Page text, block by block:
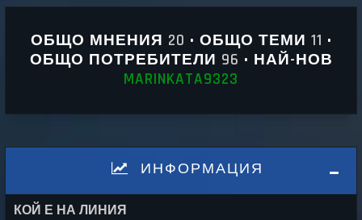
ОБЩО МНЕНИЯ 20 • ОБЩО ТЕМИ 11 •
ОБЩО ПОТРЕБИТЕЛИ 96 • НАЙ-НОВ
MARINKATA9323
ИНФОРМАЦИЯ
КОЙ Е НА ЛИНИЯ